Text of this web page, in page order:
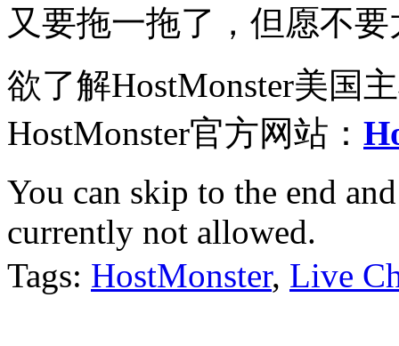
又要拖一拖了，但愿不
欲了解HostMonster美国
HostMonster官方网站：
You can skip to the end
currently not allowed.
Tags: HostMonster, Live